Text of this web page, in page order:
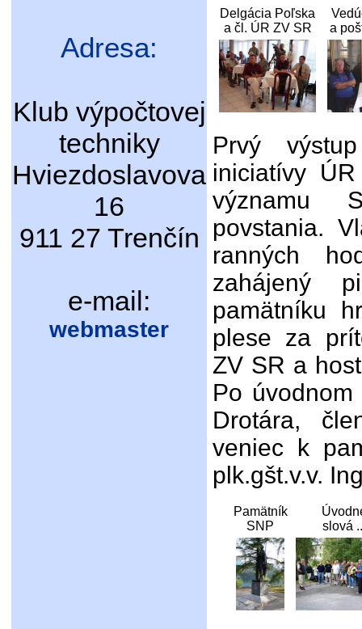
Adresa:
Klub výpočtovej
techniky
Hviezdoslavova
16
911 27 Trenčín
e-mail:
webmaster
Delgácia Poľska
a čl. ÚR ZV SR
a
Prvý
iniciatívy
významu
povstania.
ranných
zahájený
pamätníku
plese za
ZV SR a
Po
Drotára,
veniec k
plk.gšt.v.v.
Pamätník
SNP
slová